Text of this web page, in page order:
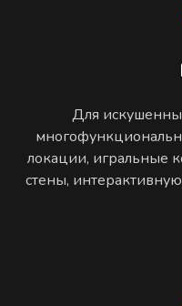
Для
локации, игральные
стены,